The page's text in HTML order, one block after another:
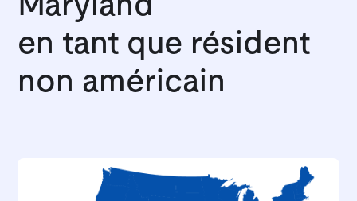
en tant que résident
non américain